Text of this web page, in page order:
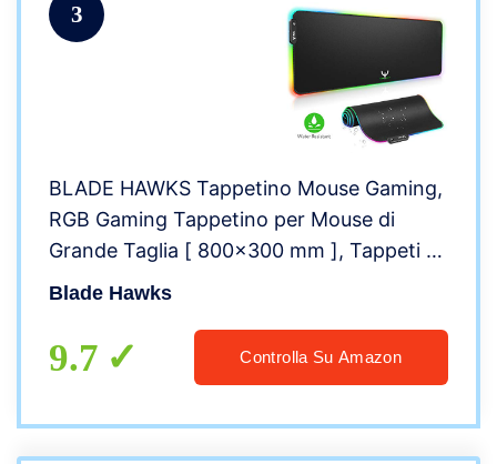
3
BLADE HAWKS Tappetino Mouse Gaming,
RGB Gaming Tappetino per Mouse di
Grande Taglia [ 800×300 mm ], Tappeti di
Mouse da Gaming con 9 RGB Effetti Luce
Blade Hawks
9.7 Controlla Su Amazon